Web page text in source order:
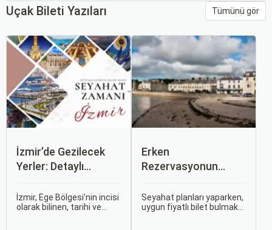
Uçak Bileti Yazıları Tümünü gör
İzmir’de Gezilecek
Yerler: Detaylı
İzmir, Ege Bölgesi’nin incisi
olarak bilinen, tarihi ve
Erken
Rezervasyonun
Otobüs Bileti Satın
Alma İpuçları
Seyahat planları yaparken,
uygun fiyatlı bilet bulmak